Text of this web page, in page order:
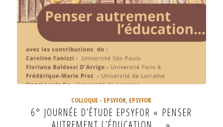
COLLOQUE - EPSYFOR, EPSYFOR
6° JOURNÉE D’ÉTUDE EPSYFOR « PENSER